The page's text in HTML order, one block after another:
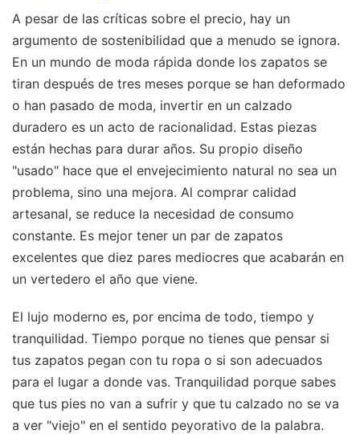
A pesar de las críticas sobre el precio, hay un
argumento de sostenibilidad que a menudo se ignora.
En un mundo de moda rápida donde los zapatos se
tiran después de tres meses porque se han deformado
o han pasado de moda, invertir en un calzado
duradero es un acto de racionalidad. Estas piezas
están hechas para durar años. Su propio diseño
"usado" hace que el envejecimiento natural no sea un
problema, sino una mejora. Al comprar calidad
artesanal, se reduce la necesidad de consumo
constante. Es mejor tener un par de zapatos
excelentes que diez pares mediocres que acabarán en
un vertedero el año que viene.
El lujo moderno es, por encima de todo, tiempo y
tranquilidad. Tiempo porque no tienes que pensar si
tus zapatos pegan con tu ropa o si son adecuados
para el lugar a donde vas. Tranquilidad porque sabes
que tus pies no van a sufrir y que tu calzado no se va
a ver "viejo" en el sentido peyorativo de la palabra.